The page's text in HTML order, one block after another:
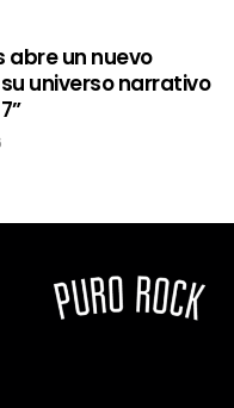
abre un nuevo
universo narrativo